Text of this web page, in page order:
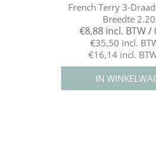
French Terry 3-
Breedte
€8,88 incl. BTW /
€35,50 incl.
€16,14 incl.